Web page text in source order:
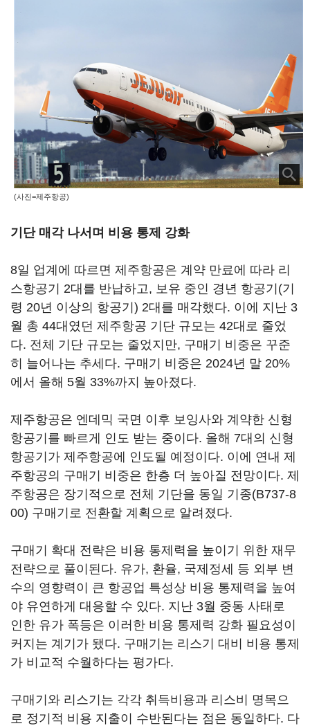
(사진=제주항공)
기단 매각 나서며 비용 통제 강화
8일 업계에 따르면 제주항공은 계약 만료에 따라 리
스항공기 2대를 반납하고, 보유 중인 경년 항공기(기
령 20년 이상의 항공기) 2대를 매각했다. 이에 지난 3
월 총 44대였던 제주항공 기단 규모는 42대로 줄었
다. 전체 기단 규모는 줄었지만, 구매기 비중은 꾸준
히 늘어나는 추세다. 구매기 비중은 2024년 말 20%
에서 올해 5월 33%까지 높아졌다.
제주항공은 엔데믹 국면 이후 보잉사와 계약한 신형
항공기를 빠르게 인도 받는 중이다. 올해 7대의 신형
항공기가 제주항공에 인도될 예정이다. 이에 연내 제
주항공의 구매기 비중은 한층 더 높아질 전망이다. 제
주항공은 장기적으로 전체 기단을 동일 기종(B737-8
00) 구매기로 전환할 계획으로 알려졌다.
구매기 확대 전략은 비용 통제력을 높이기 위한 재무
전략으로 풀이된다. 유가, 환율, 국제정세 등 외부 변
수의 영향력이 큰 항공업 특성상 비용 통제력을 높여
야 유연하게 대응할 수 있다. 지난 3월 중동 사태로
인한 유가 폭등은 이러한 비용 통제력 강화 필요성이
커지는 계기가 됐다. 구매기는 리스기 대비 비용 통제
가 비교적 수월하다는 평가다.
구매기와 리스기는 각각 취득비용과 리스비 명목으
로 정기적 비용 지출이 수반된다는 점은 동일하다. 다